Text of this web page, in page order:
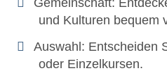
und Kulturen bequem
Auswahl: Entscheiden
oder Einzelkursen.